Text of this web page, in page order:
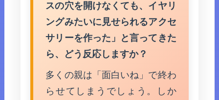
スの穴を開けなくても、イヤリ
ングみたいに見せられるアクセ
サリーを作った」と言ってきた
ら、どう反応しますか？
多くの親は「面白いね」で終わ
らせてしまうでしょう。しか